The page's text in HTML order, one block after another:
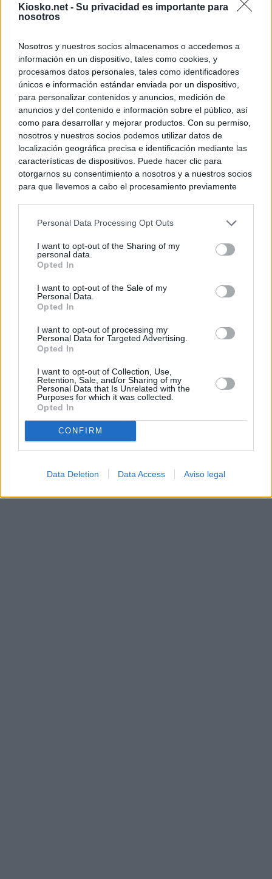
Kiosko.net - Su privacidad es importante para
nosotros
Nosotros y nuestros socios almacenamos o accedemos a
información en un dispositivo, tales como cookies, y
procesamos datos personales, tales como identificadores
únicos e información estándar enviada por un dispositivo,
para personalizar contenidos y anuncios, medición de
anuncios y del contenido e información sobre el público, así
como para desarrollar y mejorar productos. Con su permiso,
nosotros y nuestros socios podemos utilizar datos de
localización geográfica precisa e identificación mediante las
características de dispositivos. Puede hacer clic para
otorgarnos su consentimiento a nosotros y a nuestros socios
para que llevemos a cabo el procesamiento previamente
negar su consentimiento. Tenga en cuenta que algún
de su consentimiento, pero usted tiene el derecho de
rechazar tal procesamiento. Sus preferencias se aplicarán
cualquier momento entrando de nuevo en este sitio web o
visitando nuestra política de privacidad.
Personal Data Processing Opt Outs
I want to opt-out of the Sharing of my
personal data.
Opted In
I want to opt-out of the Sale of my
Personal Data.
Opted In
I want to opt-out of processing my
Personal Data for Targeted Advertising.
Opted In
I want to opt-out of Collection, Use,
Retention, Sale, and/or Sharing of my
Personal Data that Is Unrelated with the
Purposes for which it was collected.
Opted In
CONFIRM
Data Deletion Data Access Aviso legal